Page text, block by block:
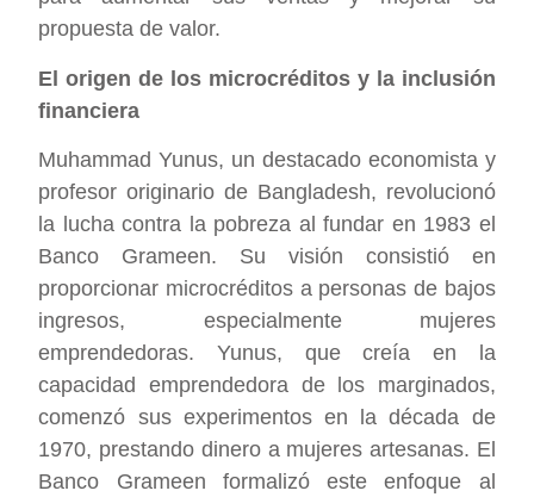
propuesta de valor.
El origen de los microcréditos y la inclusión
financiera
Muhammad Yunus, un destacado economista y
profesor originario de Bangladesh, revolucionó
la lucha contra la pobreza al fundar en 1983 el
Banco Grameen. Su visión consistió en
proporcionar microcréditos a personas de bajos
ingresos, especialmente mujeres
emprendedoras. Yunus, que creía en la
capacidad emprendedora de los marginados,
comenzó sus experimentos en la década de
1970, prestando dinero a mujeres artesanas. El
Banco Grameen formalizó este enfoque al